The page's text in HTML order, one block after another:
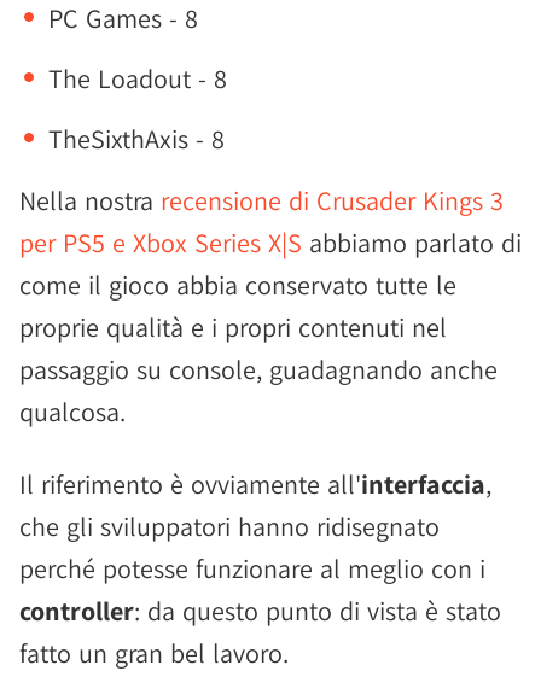
PC Games - 8
The Loadout - 8
TheSixthAxis - 8
Nella nostra recensione di Crusader Kings 3
per PS5 e Xbox Series X|S abbiamo parlato di
come il gioco abbia conservato tutte le
proprie qualità e i propri contenuti nel
passaggio su console, guadagnando anche
qualcosa.
Il riferimento è ovviamente all'interfaccia,
che gli sviluppatori hanno ridisegnato
perché potesse funzionare al meglio con i
controller: da questo punto di vista è stato
fatto un gran bel lavoro.